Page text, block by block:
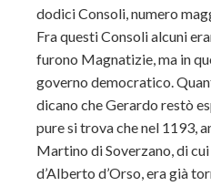
dodici Consoli, numero
Fra questi Consoli alcuni
furono Magnatizie, ma in
governo democratico.
dicano che Gerardo restò
pure si trova che nel 1193,
Martino di Soverzano, di
d’Alberto d’Orso, era già